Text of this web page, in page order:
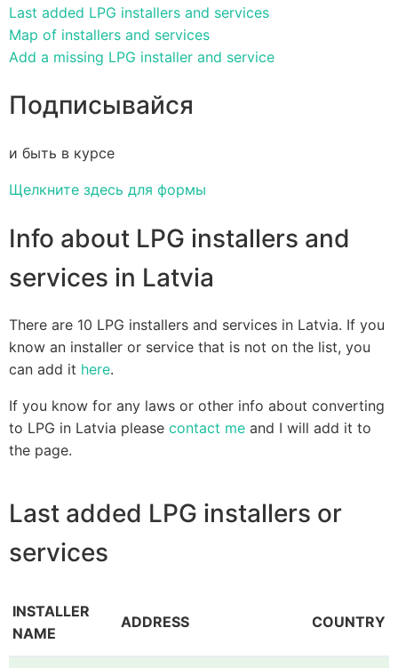
Last added LPG installers and services
Map of installers and services
Add a missing LPG installer and service
Подписывайся
и быть в курсе
Щелкните здесь для формы
Info about LPG installers and
services in Latvia
There are 10 LPG installers and services in Latvia. If you
know an installer or service that is not on the list, you
can add it here.
If you know for any laws or other info about converting
to LPG in Latvia please contact me and I will add it to
the page.
Last added LPG installers or
services
INSTALLER
NAME
ADDRESS COUNTRY